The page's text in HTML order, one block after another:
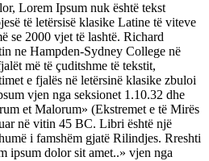
Lorem Ipsum nuk është tekst
të letërsisë klasike Latine të viteve
se 2000 vjet të lashtë. Richard
ne Hampden-Sydney College në
më të çuditshme të tekstit,
e fjalës në letërsinë klasike zbuloi
vjen nga seksionet 1.10.32 dhe
et Malorum» (Ekstremet e të Mirës
në vitin 45 BC. Libri është një
i famshëm gjatë Rilindjes. Rreshti
ipsum dolor sit amet..» vjen nga